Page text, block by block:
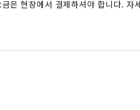
은 현장에서 결제하셔야 합니다. 자